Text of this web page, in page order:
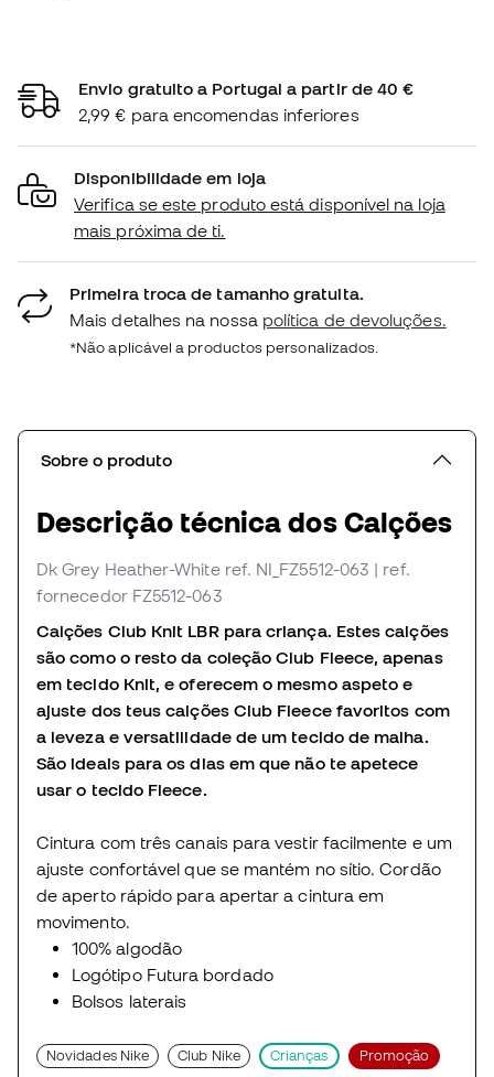
Envio gratuito a Portugal a partir de 40 €
2,99 € para encomendas inferiores
Disponibilidade em loja
Verifica se este produto está disponível na loja
mais próxima de ti.
Primeira troca de tamanho gratuita.
Mais detalhes na nossa política de devoluções.
*Não aplicável a productos personalizados.
Sobre o produto
Descrição técnica dos Calções
Dk Grey Heather-White ref. NI_FZ5512-063 | ref.
fornecedor FZ5512-063
Calções Club Knit LBR para criança. Estes calções
são como o resto da coleção Club Fleece, apenas
em tecido Knit, e oferecem o mesmo aspeto e
ajuste dos teus calções Club Fleece favoritos com
a leveza e versatilidade de um tecido de malha.
São ideais para os dias em que não te apetece
usar o tecido Fleece.
Cintura com três canais para vestir facilmente e um
ajuste confortável que se mantém no sítio. Cordão
de aperto rápido para apertar a cintura em
movimento.
100% algodão
Logótipo Futura bordado
Bolsos laterais
Novidades Nike Club Nike Crianças Promoção